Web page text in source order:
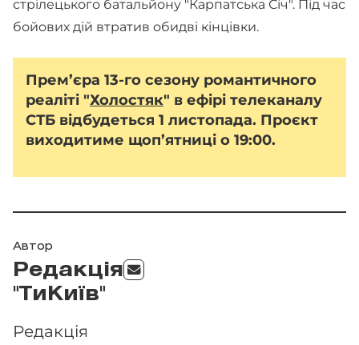
стрілецького батальйону "Карпатська Січ". Під час
бойових дій втратив обидві кінцівки.
Прем’єра 13-го сезону романтичного
реаліті "Холостяк" в ефірі телеканалу
СТБ відбудеться 1 листопада. Проєкт
виходитиме щоп’ятниці о 19:00.
Автор
Редакція
"ТиКиїв"
Редакція